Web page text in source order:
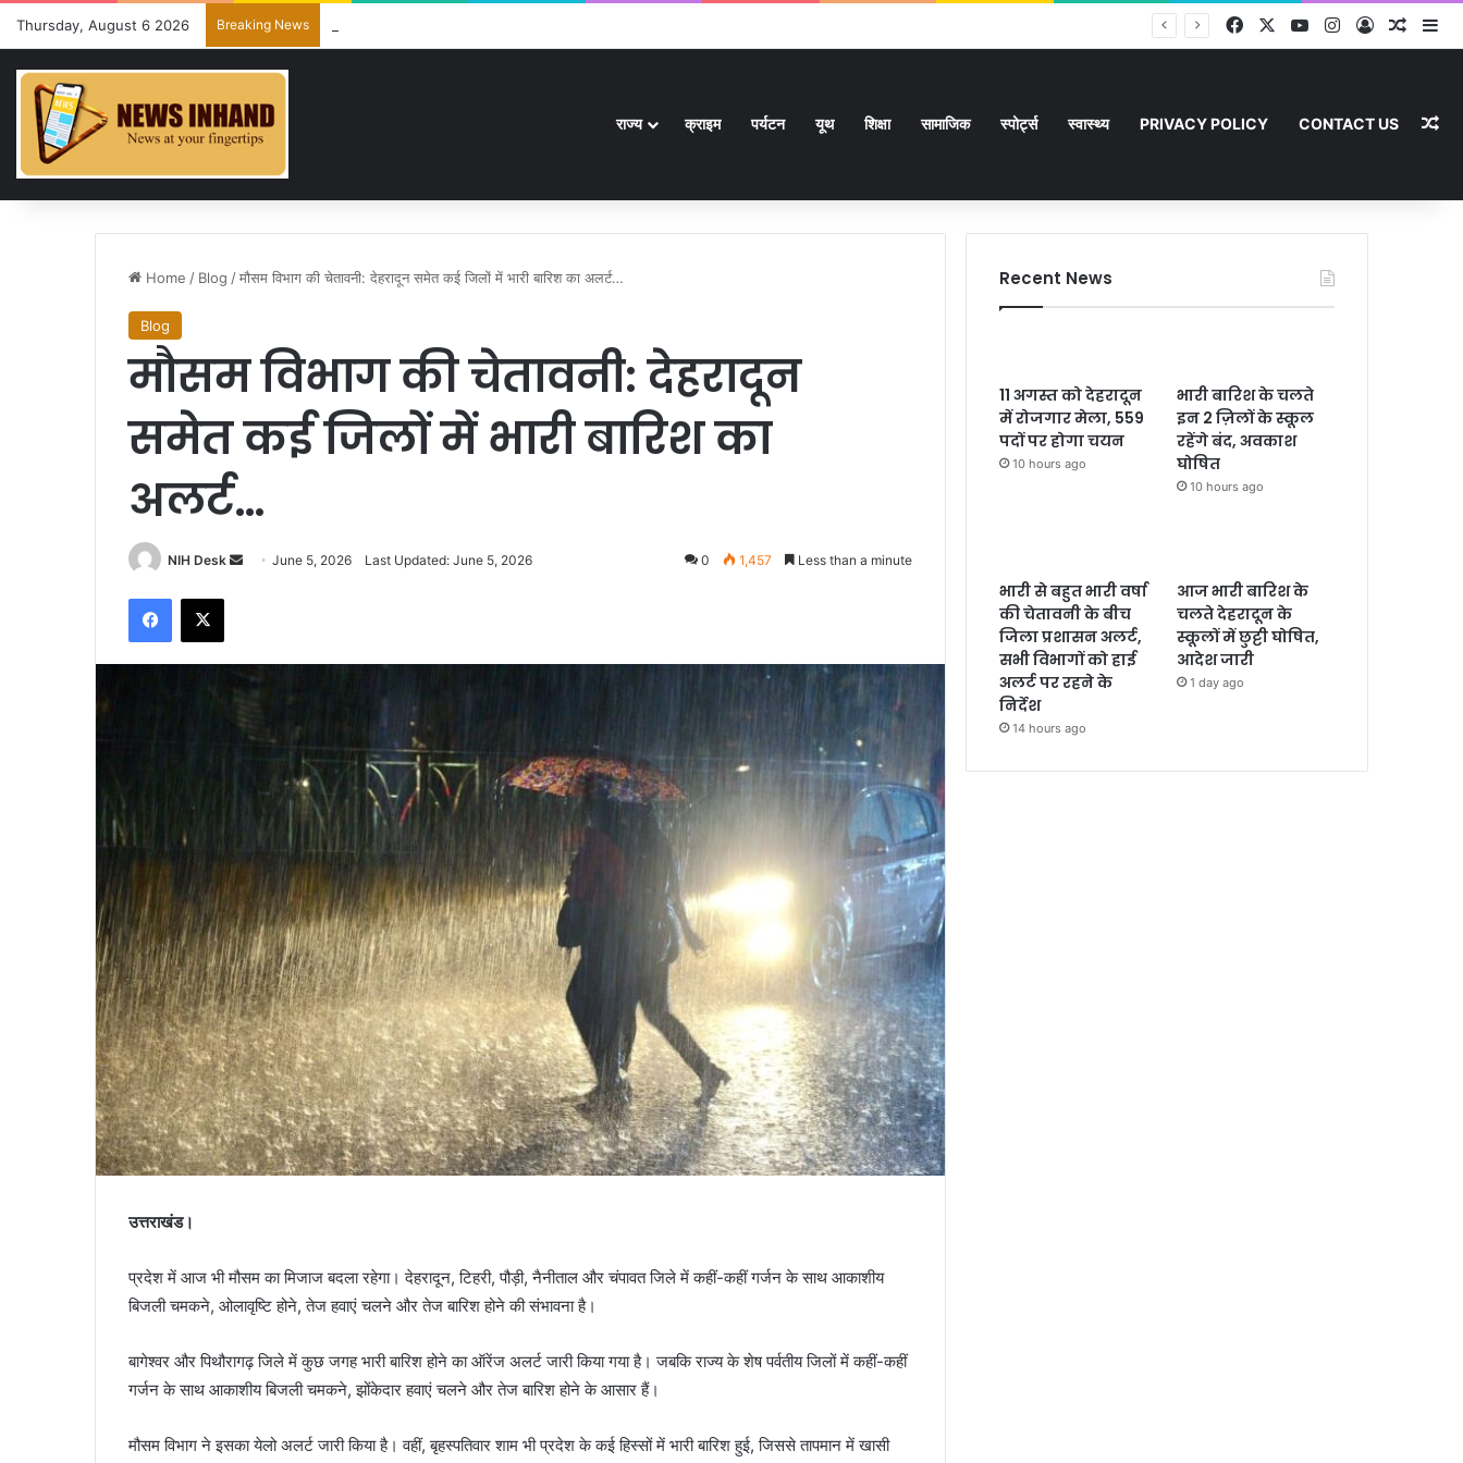
Thursday, August 6 2026 Breaking News FacebookYouTubeInstagram
Log In
राज्य क्राइम पर्यटन यूथ शिक्षा सामाजिक स्पोर्ट्स स्वास्थ्य PRIVACY POLICY CONTACT US
Home / Blog /मौसम विभाग की चेतावनी: देहरादून समेत कई जिलों में भारी बारिश का अलर्ट…
Blog
मौसम विभाग की चेतावनी: देहरादून
समेत कई जिलों में भारी बारिश का
अलर्ट…
NIH Desk
SendJune 5, 2026 Last Updated: June 5, 2026 0 1,457 Less than a minute
Facebook
X
उत्तराखंड।
प्रदेश में आज भी मौसम का मिजाज बदला रहेगा। देहरादून, टिहरी, पौड़ी, नैनीताल और चंपावत जिले में कहीं-कहीं गर्जन के साथ आकाशीय
बिजली चमकने, ओलावृष्टि होने, तेज हवाएं चलने और तेज बारिश होने की संभावना है।
बागेश्वर और पिथौरागढ़ जिले में कुछ जगह भारी बारिश होने का ऑरेंज अलर्ट जारी किया गया है। जबकि राज्य के शेष पर्वतीय जिलों में कहीं-कहीं
गर्जन के साथ आकाशीय बिजली चमकने, झोंकेदार हवाएं चलने और तेज बारिश होने के आसार हैं।
मौसम विभाग ने इसका येलो अलर्ट जारी किया है। वहीं, बृहस्पतिवार शाम भी प्रदेश के कई हिस्सों में भारी बारिश हुई, जिससे तापमान में खासी
Recent News
11 अगस्त को देहरादून
में रोजगार मेला, 559
पदों पर होगा चयन
10 hours ago
भारी बारिश के चलते
इन 2 ज़िलों के स्कूल
रहेंगे बंद, अवकाश
घोषित
10 hours ago
भारी से बहुत भारी वर्षा
की चेतावनी के बीच
जिला प्रशासन अलर्ट,
सभी विभागों को हाई
अलर्ट पर रहने के
निर्देश
14 hours ago
आज भारी बारिश के
चलते देहरादून के
स्कूलों में छुट्टी घोषित,
आदेश जारी
1 day ago